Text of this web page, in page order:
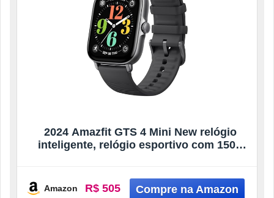
2024 Amazfit GTS 4 Mini New relógio
inteligente, relógio esportivo com 150+
Amazon R$ 505